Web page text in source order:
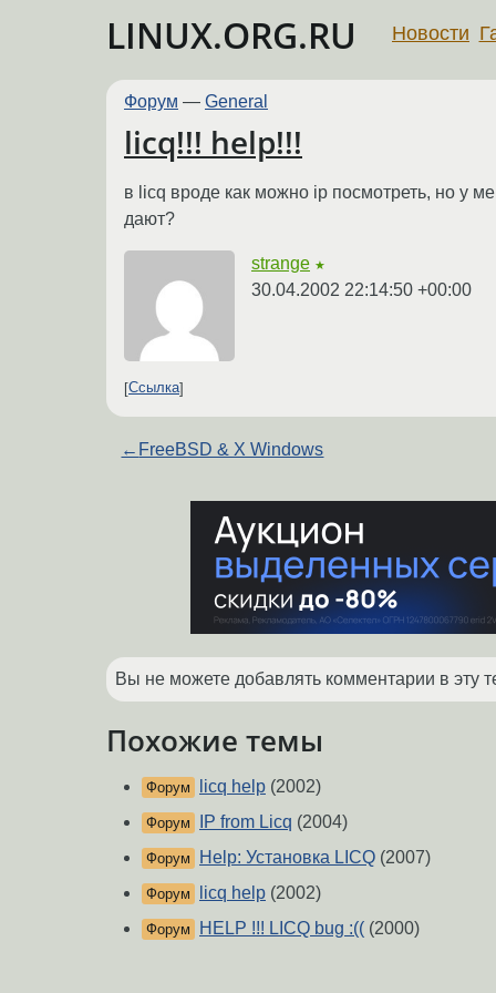
LINUX.ORG.RU Новости
Форум — General
licq!!! help!!!
в licq вроде как можно ip посмотреть, но у
дают?
strange ★
30.04.2002 22:14:50 +00:00
Ссылка
← FreeBSD & X Windows
Вы не можете добавлять комментарии в эту
Похожие темы
Форум licq help (2002)
Форум IP from Licq (2004)
Форум Help: Установка LICQ (2007)
Форум licq help (2002)
Форум HELP !!! LICQ bug :(( (2000)